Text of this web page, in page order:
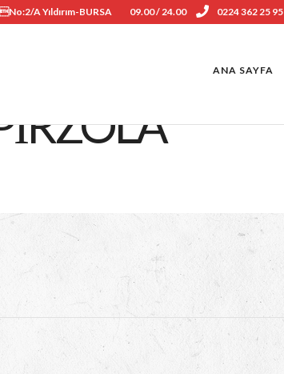
A Yıldırım-BURSA 09.00 / 24.00 0224 362 25 95
ANA SAYFA